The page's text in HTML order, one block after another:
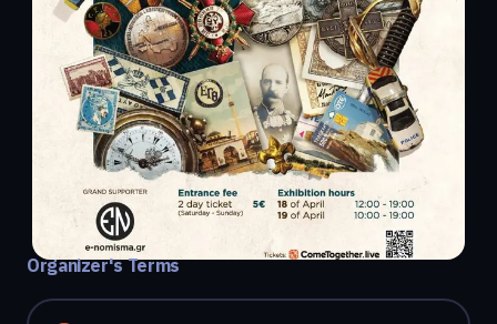
Organizer's Terms